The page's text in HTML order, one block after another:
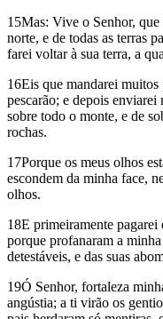
15Mas: Vive o Senhor,
norte, e de todas as terras
farei voltar à sua terra, a
16Eis que mandarei muitos
pescarão; e depois enviarei
sobre todo o monte, e de
rochas.
17Porque os meus olhos
escondem da minha face,
olhos.
18E primeiramente pagarei
porque profanaram a
detestáveis, e das suas
19Ó Senhor, fortaleza
angústia; a ti virão os